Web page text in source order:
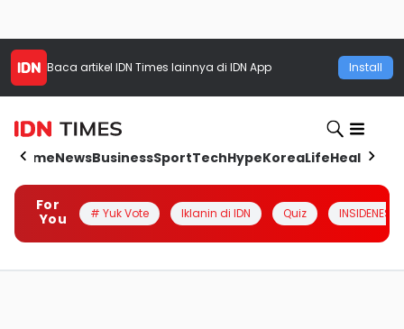
Baca artikel IDN Times lainnya di IDN App Install
HomeNewsBusinessSportTechHypeKoreaLifeHealth
For
You
# Yuk Vote Iklanin di IDN Quiz INSIDENESIA